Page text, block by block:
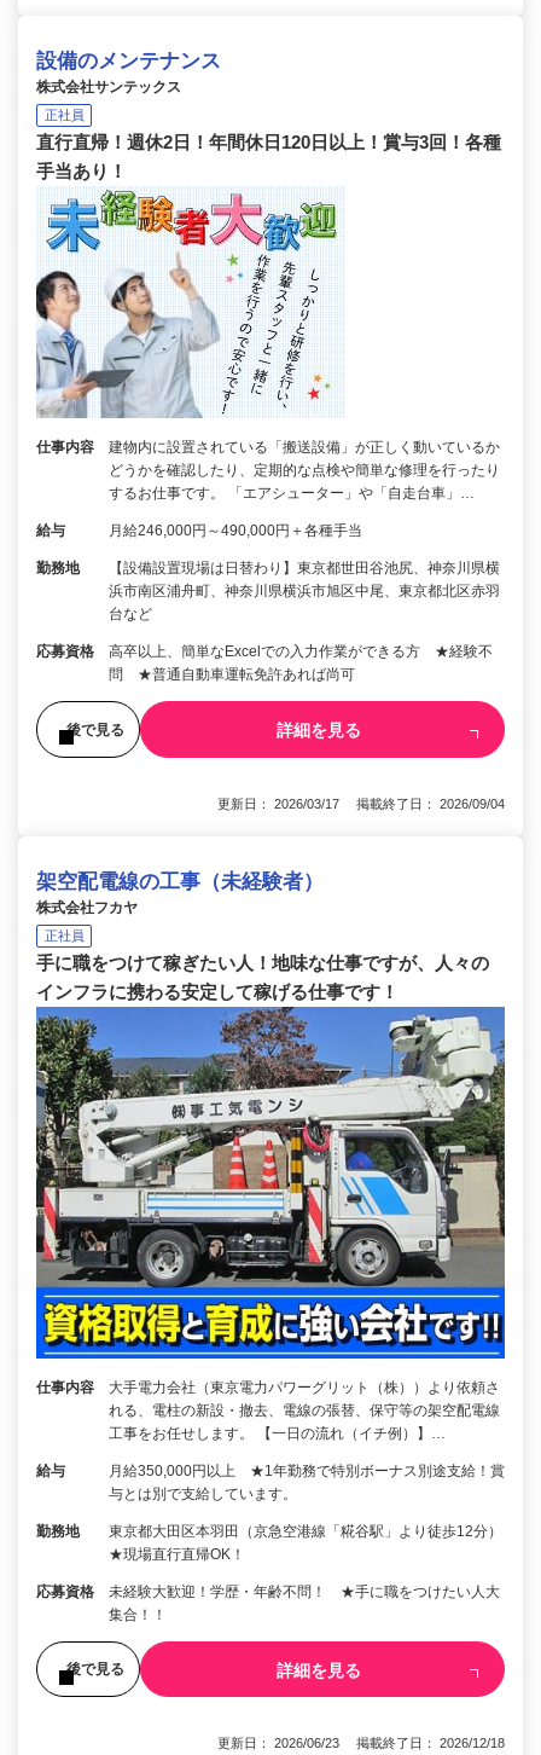
設備のメンテナンス
株式会社サンテックス
正社員
直行直帰！週休2日！年間休日120日以上！賞与3回！各種
手当あり！
仕事内容
建物内に設置されている「搬送設備」が正しく動いているか
どうかを確認したり、定期的な点検や簡単な修理を行ったり
するお仕事です。 「エアシューター」や「自走台車」…
給与 月給246,000円～490,000円＋各種手当
勤務地
【設備設置現場は日替わり】東京都世田谷池尻、神奈川県横
浜市南区浦舟町、神奈川県横浜市旭区中尾、東京都北区赤羽
台など
応募資格
高卒以上、簡単なExcelでの入力作業ができる方 ★経験不
問 ★普通自動車運転免許あれば尚可
後で見る 詳細を見る
更新日： 2026/03/17 掲載終了日： 2026/09/04
架空配電線の工事（未経験者）
株式会社フカヤ
正社員
手に職をつけて稼ぎたい人！地味な仕事ですが、人々の
インフラに携わる安定して稼げる仕事です！
仕事内容
大手電力会社（東京電力パワーグリット（株））より依頼さ
れる、電柱の新設・撤去、電線の張替、保守等の架空配電線
工事をお任せします。 【一日の流れ（イチ例）】…
給与
月給350,000円以上 ★1年勤務で特別ボーナス別途支給！賞
与とは別で支給しています。
勤務地
東京都大田区本羽田（京急空港線「糀谷駅」より徒歩12分）
★現場直行直帰OK！
応募資格
未経験大歓迎！学歴・年齢不問！ ★手に職をつけたい人大
集合！！
後で見る 詳細を見る
更新日： 2026/06/23 掲載終了日： 2026/12/18